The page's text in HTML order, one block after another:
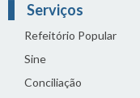
Serviços
Refeitório Popular
Sine
Conciliação